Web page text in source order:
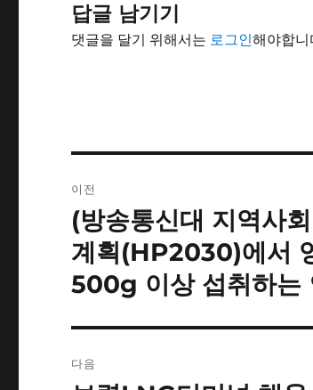
답글 남기기
댓글을 달기 위해서는 로그인해야합니
내
비
게
이
션
이전
이
전
글:
(방송통신대 지역사
계획(HP2030)에서
500g 이상 섭취하는
다음